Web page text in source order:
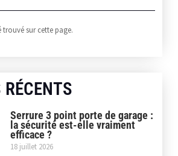
trouvé sur cette page.
Serrure 3 point porte de garage :
la sécurité est-elle vraiment
efficace ?
18 juillet 2026